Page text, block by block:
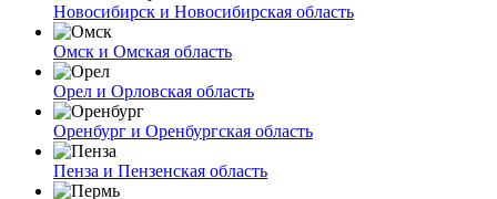
Новосибирск и Новосибирская область
Омск и Омская область
Орел и Орловская область
Оренбург и Оренбургская область
Пенза и Пензенская область